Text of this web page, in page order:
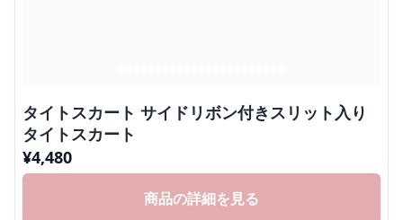
タイトスカート サイドリボン付きスリット入り
タイトスカート
¥4,480
商品の詳細を見る